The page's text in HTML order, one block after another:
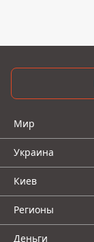
Мир
Украина
Киев
Регионы
Деньги